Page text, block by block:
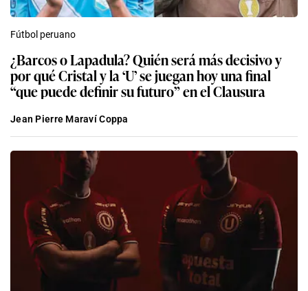
Fútbol peruano
¿Barcos o Lapadula? Quién será más decisivo y
por qué Cristal y la ‘U’ se juegan hoy una final
“que puede definir su futuro” en el Clausura
Jean Pierre Maraví Coppa